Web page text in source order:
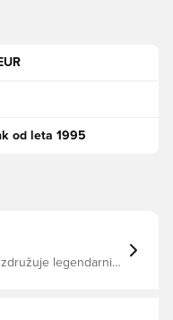
od leta 1995
združuje legendarni